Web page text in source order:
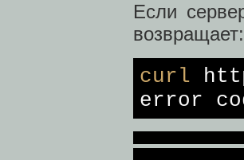
Если
возвращает:
curl
error